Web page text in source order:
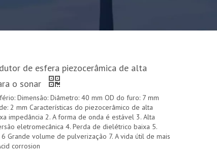
de esfera piezocerâmica de alta
o sonar
Dimensão: Diâmetro: 40 mm OD do furo: 7 mm
2 mm Características do piezocerâmico de alta
impedância 2. A forma de onda é estável 3. Alta
eletromecânica 4. Perda de dielétrico baixa 5.
Grande volume de pulverização 7. A vida útil de mais
corrosion